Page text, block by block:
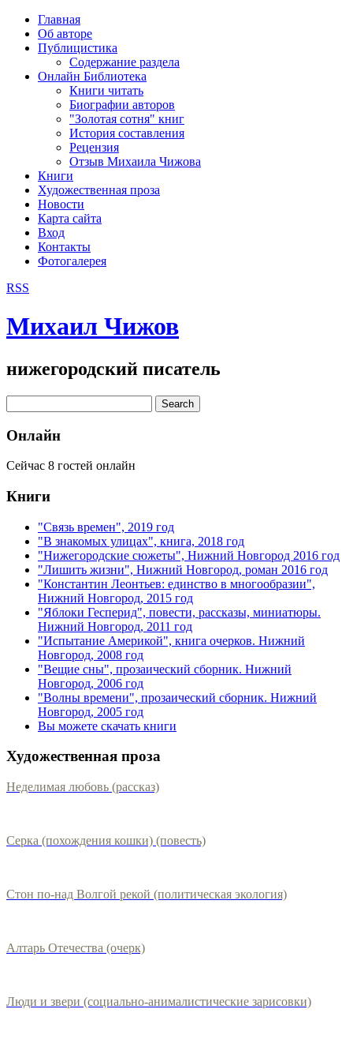
Главная
Об авторе
Публицистика
Содержание раздела
Онлайн Библиотека
Книги читать
Биографии авторов
"Золотая сотня" книг
История составления
Рецензия
Отзыв Михаила Чижова
Книги
Художественная проза
Новости
Карта сайта
Вход
Контакты
Фотогалерея
RSS
Михаил Чижов
нижегородский писатель
Онлайн
Сейчас 8 гостей онлайн
Книги
"Связь времен", 2019 год
"В знакомых улицах", книга, 2018 год
"Нижегородские сюжеты", Нижний Новгород 2016 год
"Лишить жизни", Нижний Новгород, роман 2016 год
"Константин Леонтьев: единство в многообразии",
Нижний Новгород, 2015 год
"Яблоки Гесперид", повести, рассказы, миниатюры.
Нижний Новгород, 2011 год
"Испытание Америкой", книга очерков. Нижний
Новгород, 2008 год
"Вещие сны", прозаический сборник. Нижний
Новгород, 2006 год
"Волны времени", прозаический сборник. Нижний
Новгород, 2005 год
Вы можете скачать книги
Художественная проза
Неделимая любовь (рассказ)
Серка (похождения кошки) (повесть)
Стон по-над Волгой рекой (политическая экология)
Алтарь Отечества (очерк)
Люди и звери (социально-анималистические зарисовки)